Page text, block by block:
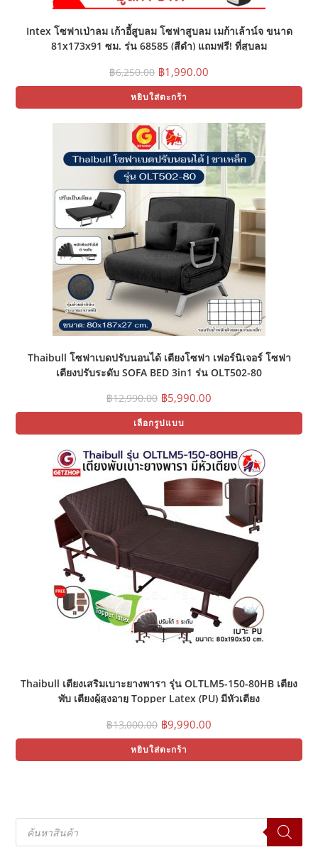
Intex โซฟาเป่าลม เก้าอี้สูบลม โซฟาสูบลม เมก้าเล้าน์จ ขนาด
81x173x91 ซม. รุ่น 68585 (สีดำ) แถมฟรี! ที่สูบลม
฿6,250.00 Original
price
was:
฿6,250.00.
฿1,990.00
price
฿1,990.00.
หยิบใส่ตะกร้า
Thaibull โซฟาเบดปรับนอนได้ เตียงโซฟา เฟอร์นิเจอร์ โซฟา
เตียงปรับระดับ SOFA BED 3in1 รุ่น OLT502-80
฿12,990.00 Original
price
was:
฿12,990.00.
฿5,990.00
price
฿5,990.00.
เลือกรูปแบบ
has
Thaibull เตียงเสริมเบาะยางพารา รุ่น OLTLM5-150-80HB เตียง
พับ เตียงผู้สูงอายุ Topper Latex (PU) มีหัวเตียง
฿13,000.00 Original
price
was:
฿13,000.00.
฿9,990.00
price
฿9,990.00.
หยิบใส่ตะกร้า
Products
search